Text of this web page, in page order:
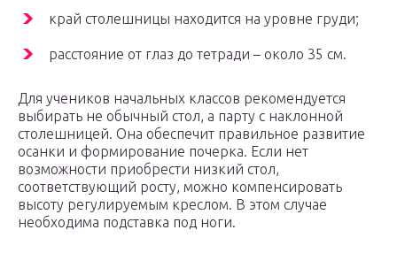
край столешницы находится на уровне груди;
расстояние от глаз до тетради – около 35 см.
Для учеников начальных классов рекомендуется
выбирать не обычный стол, а парту с наклонной
столешницей. Она обеспечит правильное развитие
осанки и формирование почерка. Если нет
возможности приобрести низкий стол,
соответствующий росту, можно компенсировать
высоту регулируемым креслом. В этом случае
необходима подставка под ноги.